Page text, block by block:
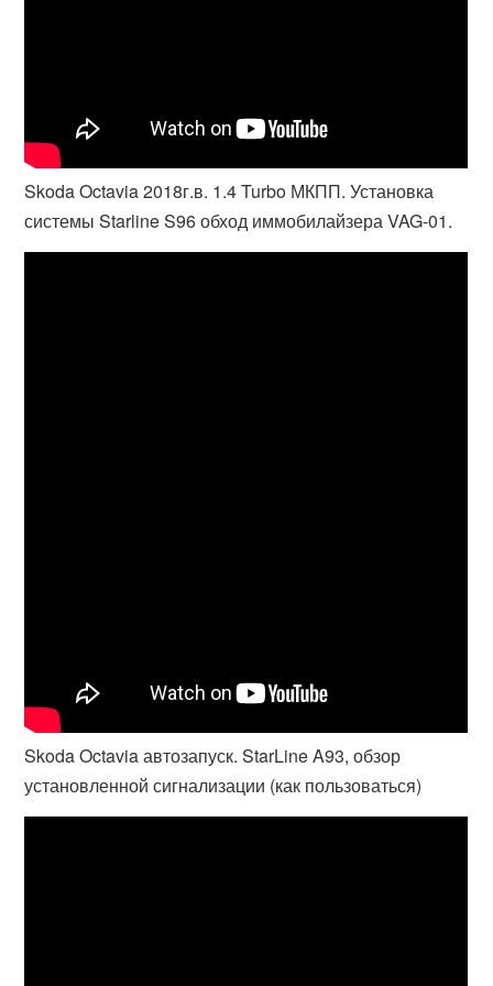
Skoda Octavia 2018г.в. 1.4 Turbo МКПП. Установка
системы Starline S96 обход иммобилайзера VAG-01.
Skoda Octavia автозапуск. StarLine A93, обзор
установленной сигнализации (как пользоваться)